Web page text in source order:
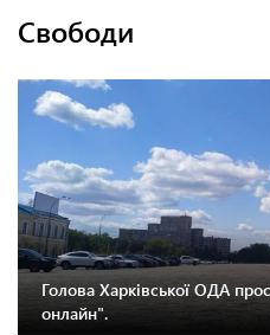
Свободи
Голова Харківської ОДА
онлайн".